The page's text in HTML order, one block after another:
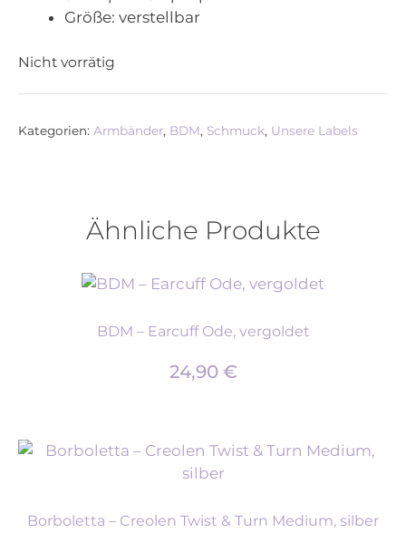
Größe: verstellbar
Nicht vorrätig
Kategorien: Armbänder, BDM, Schmuck, Unsere Labels
Ähnliche Produkte
BDM – Earcuff Ode, vergoldet
24,90 €
Borboletta – Creolen Twist & Turn Medium, silber